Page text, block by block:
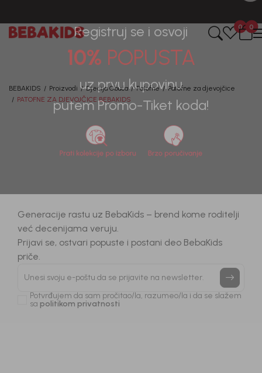
0 0
BEBAKIDS Proizvodi Dječija Obuća Patofne
Patofne za djevojčice
PATOFNE ZA DJEVOJČICE BEBAKIDS
Registruj se i osvoji
10%POPUSTA
uz prvu kupovinu
putem Promo-Tiket koda!
Generacije rastu uz BebaKids – brend kome roditelji
već decenijama veruju.
Prijavi se, ostvari popuste i postani deo BebaKids
priče.
Unesi svoju e-poštu da se prijavite na newsletter.